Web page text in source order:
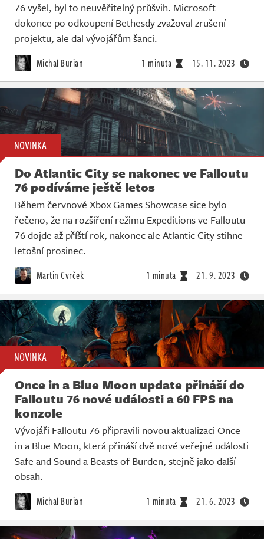
76 vyšel, byl to neuvěřitelný průšvih. Microsoft
dokonce po odkoupení Bethesdy zvažoval zrušení
projektu, ale dal vývojářům šanci.
Michal Burian 1 minuta 15. 11. 2023
NOVINKA
Do Atlantic City se nakonec ve Falloutu
76 podíváme ještě letos
Během červnové Xbox Games Showcase sice bylo
řečeno, že na rozšíření režimu Expeditions ve Falloutu
76 dojde až příští rok, nakonec ale Atlantic City stihne
letošní prosinec.
Martin Cvrček 1 minuta 21. 9. 2023
NOVINKA
Once in a Blue Moon update přináší do
Falloutu 76 nové události a 60 FPS na
konzole
Vývojáři Falloutu 76 připravili novou aktualizaci Once
in a Blue Moon, která přináší dvě nové veřejné události
Safe and Sound a Beasts of Burden, stejně jako další
obsah.
Michal Burian 1 minuta 21. 6. 2023